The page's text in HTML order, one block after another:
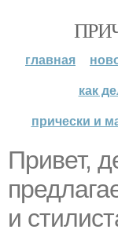
главная
как
прически и
Привет,
и